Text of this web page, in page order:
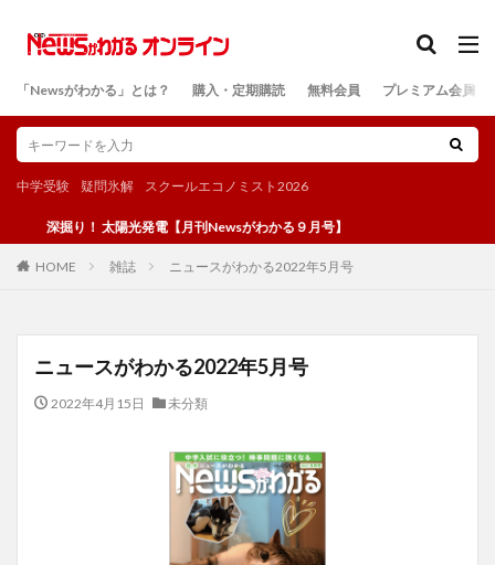
「Newsがわかる」とは？ 購入・定期購読 無料会員 プレミアム会員
中学受験 疑問氷解 スクールエコノミスト2026
掘り！ 太陽光発電【月刊Newsがわかる９月号】
HOME 雑誌 ニュースがわかる2022年5月号
ニュースがわかる2022年5月号
2022年4月15日 未分類
検索